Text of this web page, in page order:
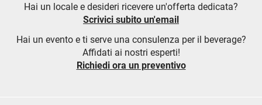
Hai un locale e desideri ricevere un'offerta dedicata?
Scrivici subito un'email
Hai un evento e ti serve una consulenza per il beverage?
Affidati ai nostri esperti!
Richiedi ora un preventivo